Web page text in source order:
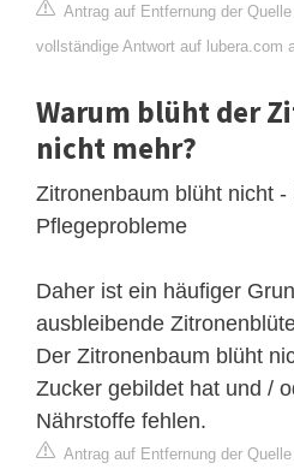
Antrag auf Entfernung der Quelle
vollständige Antwort auf lubera.com
Warum blüht der
nicht mehr?
Zitronenbaum blüht nicht -
Pflegeprobleme
Daher ist ein häufiger
ausbleibende
Der Zitronenbaum blüht
Zucker gebildet hat und /
Nährstoffe fehlen.
Antrag auf Entfernung der Quelle